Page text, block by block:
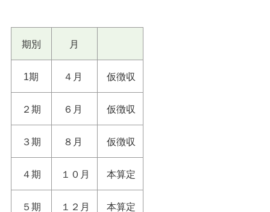
期別 月
1期 ４月 仮徴収
２期 ６月 仮徴収
３期 ８月 仮徴収
４期 １０月 本算定
５期 １２月 本算定